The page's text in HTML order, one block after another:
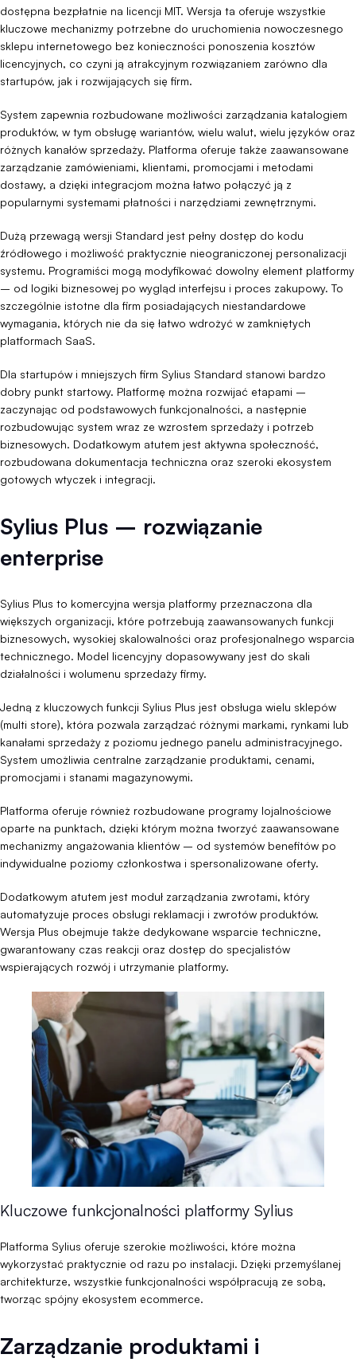
dostępna bezpłatnie na licencji MIT. Wersja ta oferuje wszystkie
kluczowe mechanizmy potrzebne do uruchomienia nowoczesnego
sklepu internetowego bez konieczności ponoszenia kosztów
licencyjnych, co czyni ją atrakcyjnym rozwiązaniem zarówno dla
startupów, jak i rozwijających się firm.
System zapewnia rozbudowane możliwości zarządzania katalogiem
produktów, w tym obsługę wariantów, wielu walut, wielu języków oraz
różnych kanałów sprzedaży. Platforma oferuje także zaawansowane
zarządzanie zamówieniami, klientami, promocjami i metodami
dostawy, a dzięki integracjom można łatwo połączyć ją z
popularnymi systemami płatności i narzędziami zewnętrznymi.
Dużą przewagą wersji Standard jest pełny dostęp do kodu
źródłowego i możliwość praktycznie nieograniczonej personalizacji
systemu. Programiści mogą modyfikować dowolny element platformy
– od logiki biznesowej po wygląd interfejsu i proces zakupowy. To
szczególnie istotne dla firm posiadających niestandardowe
wymagania, których nie da się łatwo wdrożyć w zamkniętych
platformach SaaS.
Dla startupów i mniejszych firm Sylius Standard stanowi bardzo
dobry punkt startowy. Platformę można rozwijać etapami –
zaczynając od podstawowych funkcjonalności, a następnie
rozbudowując system wraz ze wzrostem sprzedaży i potrzeb
biznesowych. Dodatkowym atutem jest aktywna społeczność,
rozbudowana dokumentacja techniczna oraz szeroki ekosystem
gotowych wtyczek i integracji.
Sylius Plus – rozwiązanie
enterprise
Sylius Plus to komercyjna wersja platformy przeznaczona dla
większych organizacji, które potrzebują zaawansowanych funkcji
biznesowych, wysokiej skalowalności oraz profesjonalnego wsparcia
technicznego. Model licencyjny dopasowywany jest do skali
działalności i wolumenu sprzedaży firmy.
Jedną z kluczowych funkcji Sylius Plus jest obsługa wielu sklepów
(multi store), która pozwala zarządzać różnymi markami, rynkami lub
kanałami sprzedaży z poziomu jednego panelu administracyjnego.
System umożliwia centralne zarządzanie produktami, cenami,
promocjami i stanami magazynowymi.
Platforma oferuje również rozbudowane programy lojalnościowe
oparte na punktach, dzięki którym można tworzyć zaawansowane
mechanizmy angażowania klientów – od systemów benefitów po
indywidualne poziomy członkostwa i spersonalizowane oferty.
Dodatkowym atutem jest moduł zarządzania zwrotami, który
automatyzuje proces obsługi reklamacji i zwrotów produktów.
Wersja Plus obejmuje także dedykowane wsparcie techniczne,
gwarantowany czas reakcji oraz dostęp do specjalistów
wspierających rozwój i utrzymanie platformy.
Kluczowe funkcjonalności platformy Sylius
Platforma Sylius oferuje szerokie możliwości, które można
wykorzystać praktycznie od razu po instalacji. Dzięki przemyślanej
architekturze, wszystkie funkcjonalności współpracują ze sobą,
tworząc spójny ekosystem ecommerce.
Zarządzanie produktami i